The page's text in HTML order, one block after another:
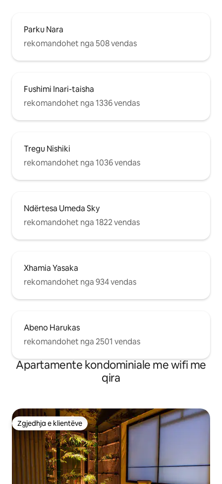
Parku Nara
rekomandohet nga 508 vendas
Fushimi Inari-taisha
rekomandohet nga 1336 vendas
Tregu Nishiki
rekomandohet nga 1036 vendas
Ndërtesa Umeda Sky
rekomandohet nga 1822 vendas
Xhamia Yasaka
rekomandohet nga 934 vendas
Abeno Harukas
rekomandohet nga 2501 vendas
Apartamente kondominiale me wifi me
qira
Zgjedhja e klientëve
Zgjedhja e klientëve